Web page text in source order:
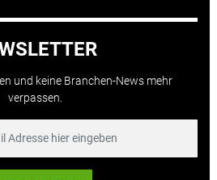
und keine Branchen-News mehr
verpassen.